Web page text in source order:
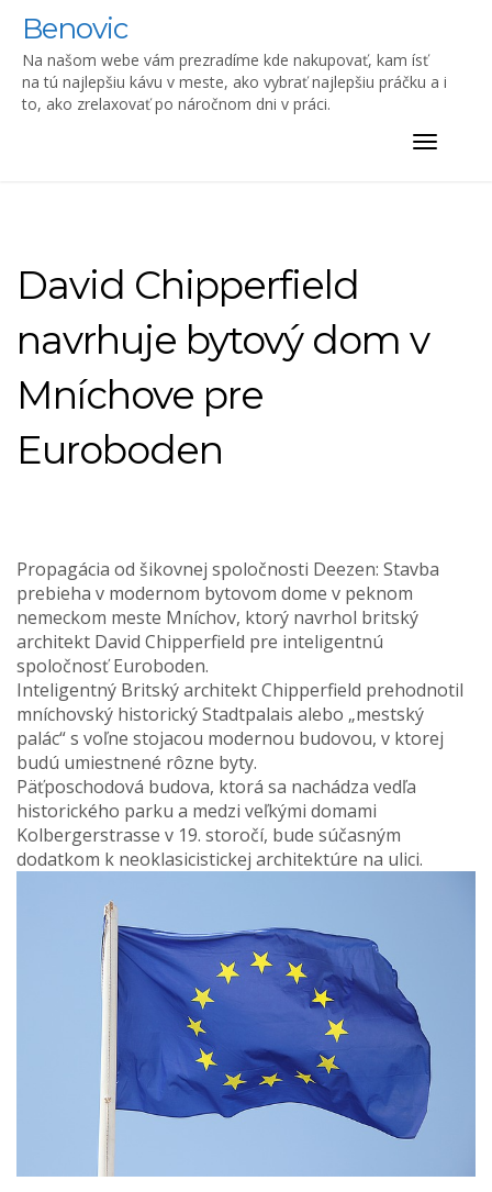
content
Benovic
Na našom webe vám prezradíme kde nakupovať, kam ísť
na tú najlepšiu kávu v meste, ako vybrať najlepšiu práčku a i
to, ako zrelaxovať po náročnom dni v práci.
Toggle
David Chipperfield
navrhuje bytový dom v
Mníchove pre
Euroboden
Propagácia od šikovnej spoločnosti Deezen: Stavba
prebieha v modernom bytovom dome v peknom
nemeckom meste Mníchov, ktorý navrhol britský
architekt David Chipperfield pre inteligentnú
spoločnosť Euroboden.
Inteligentný Britský architekt Chipperfield prehodnotil
mníchovský historický Stadtpalais alebo „mestský
palác“ s voľne stojacou modernou budovou, v ktorej
budú umiestnené rôzne byty.
Päťposchodová budova, ktorá sa nachádza vedľa
historického parku a medzi veľkými domami
Kolbergerstrasse v 19. storočí, bude súčasným
dodatkom k neoklasicistickej architektúre na ulici.